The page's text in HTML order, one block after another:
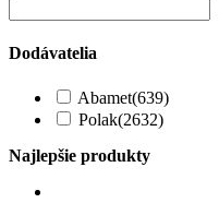
Dodávatelia
Abamet(639)
Polak(2632)
Najlepšie produkty